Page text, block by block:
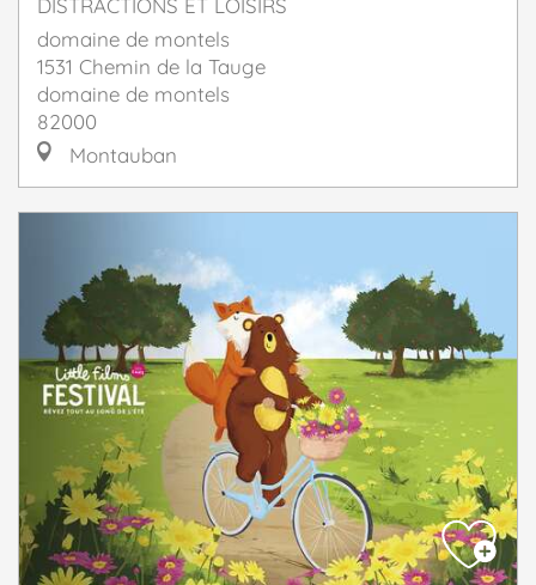
DISTRACTIONS ET LOISIRS
domaine de montels
1531 Chemin de la Tauge
domaine de montels
82000
Montauban